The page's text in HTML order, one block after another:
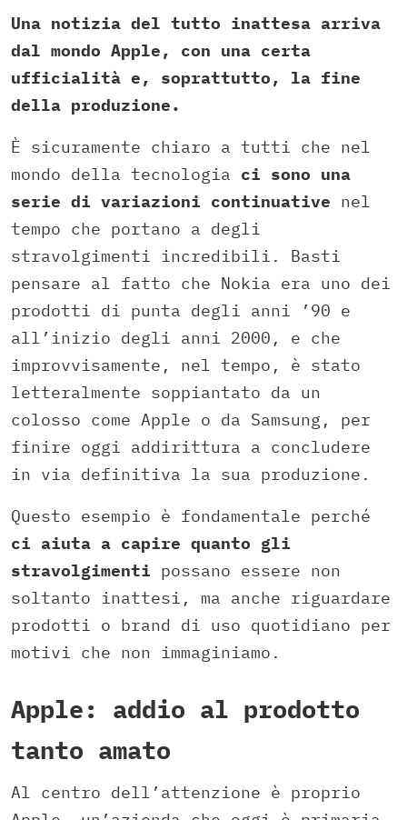
Una notizia del tutto inattesa arriva
dal mondo Apple, con una certa
ufficialità e, soprattutto, la fine
della produzione.
È sicuramente chiaro a tutti che nel
mondo della tecnologia ci sono una
serie di variazioni continuative nel
tempo che portano a degli
stravolgimenti incredibili. Basti
pensare al fatto che Nokia era uno dei
prodotti di punta degli anni ’90 e
all’inizio degli anni 2000, e che
improvvisamente, nel tempo, è stato
letteralmente soppiantato da un
colosso come Apple o da Samsung, per
finire oggi addirittura a concludere
in via definitiva la sua produzione.
Questo esempio è fondamentale perché
ci aiuta a capire quanto gli
stravolgimenti possano essere non
soltanto inattesi, ma anche riguardare
prodotti o brand di uso quotidiano per
motivi che non immaginiamo.
Apple: addio al prodotto
tanto amato
Al centro dell’attenzione è proprio